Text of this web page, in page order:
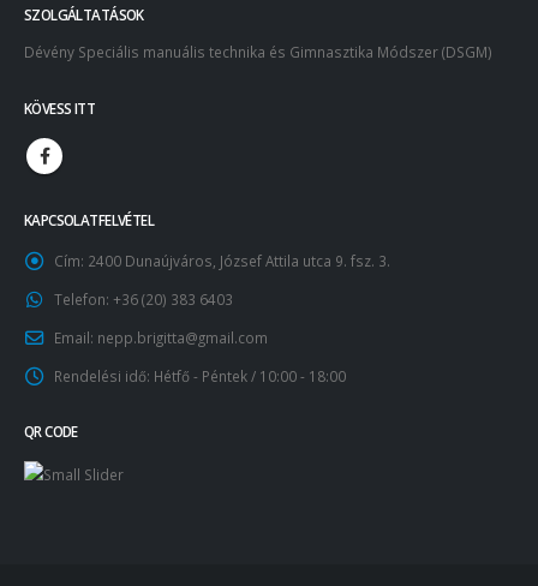
SZOLGÁLTATÁSOK
Dévény Speciális manuális technika és Gimnasztika Módszer (DSGM)
KÖVESS ITT
KAPCSOLATFELVÉTEL
Cím: 2400 Dunaújváros, József Attila utca 9. fsz. 3.
Telefon: +36 (20) 383 6403
Email: nepp.brigitta@gmail.com
Rendelési idő: Hétfő - Péntek / 10:00 - 18:00
QR CODE